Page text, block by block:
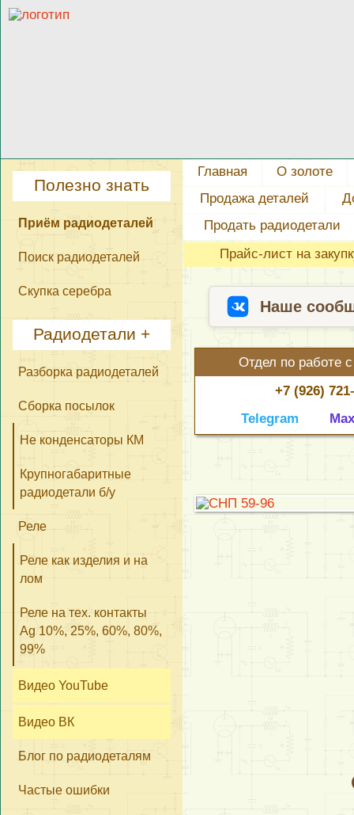
Главная
О золоте
Продажа деталей
Продать радиодетали
Прайс-лист на
Наше
Отдел по работе
+7 (926)
Telegram
Max
Полезно знать
Приём радиодеталей
Поиск радиодеталей
Скупка серебра
Радиодетали +
Разборка радиодеталей
Сборка посылок
Не конденсаторы КМ
Крупногабаритные
радиодетали б/у
Реле
Реле как изделия и на
лом
Реле на тех. контакты
Ag 10%, 25%, 60%, 80%,
99%
Видео YouTube
Видео ВК
Блог по радиодеталям
Частые ошибки